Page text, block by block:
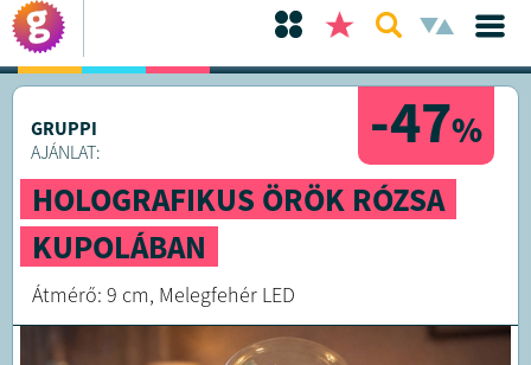
-47%
GRUPPI
AJÁNLAT:
HOLOGRAFIKUS ÖRÖK RÓZSA
KUPOLÁBAN
Átmérő: 9 cm, Melegfehér LED